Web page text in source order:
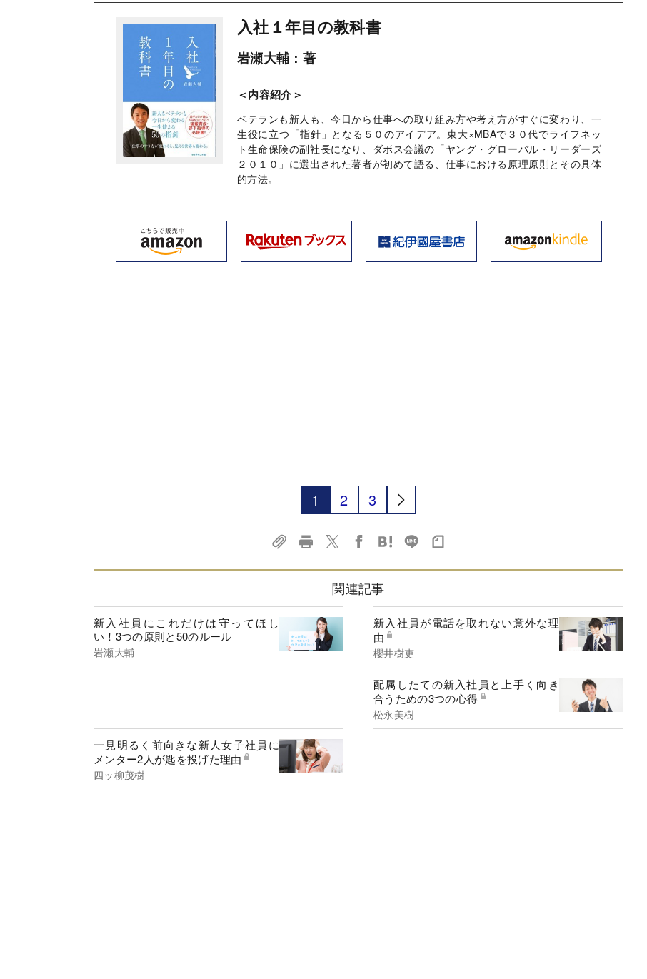
入社１年目の教科書
岩瀬大輔：著
＜内容紹介＞
ベテランも新人も、今日から仕事への取り組み方や考え方がすぐに変わり、一
生役に立つ「指針」となる５０のアイデア。東大×MBAで３０代でライフネッ
ト生命保険の副社長になり、ダボス会議の「ヤング・グローバル・リーダーズ
２０１０」に選出された著者が初めて語る、仕事における原理原則とその具体
的方法。
1 2 3
関連記事
新入社員にこれだけは守ってほし
い！3つの原則と50のルール
岩瀬大輔
新入社員が電話を取れない意外な理
由
櫻井樹吏
配属したての新入社員と上手く向き
合うための3つの心得
松永美樹
一見明るく前向きな新人女子社員に
メンター2人が匙を投げた理由
四ッ柳茂樹